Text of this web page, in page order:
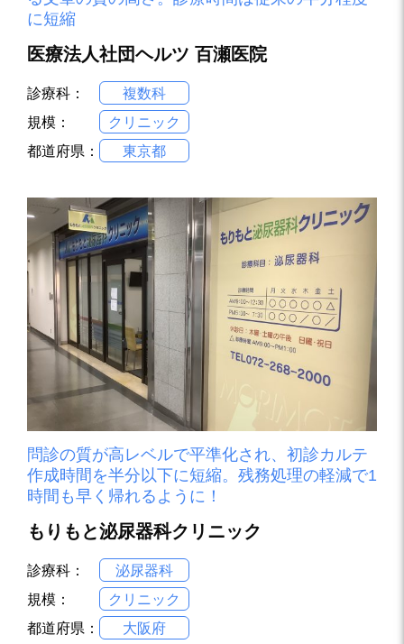
に短縮
医療法人社団ヘルツ 百瀬医院
診療科：
複数科
規模：
クリニック
都道府県：
東京都
問診の質が高レベルで平準化され、初診カルテ
作成時間を半分以下に短縮。残務処理の軽減で1
時間も早く帰れるように！
もりもと泌尿器科クリニック
診療科：
泌尿器科
規模：
クリニック
都道府県：
大阪府